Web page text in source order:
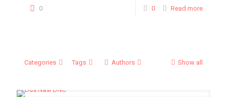
0 0 Read more
Categories Tags Authors Show all